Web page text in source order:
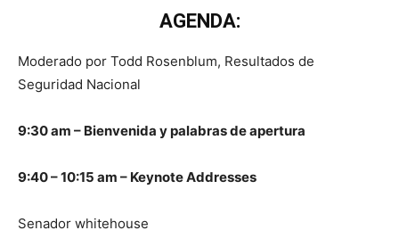
AGENDA:
Moderado por Todd Rosenblum, Resultados de
Seguridad Nacional
9:30 am – Bienvenida y palabras de apertura
9:40 – 10:15 am – Keynote Addresses
Senador whitehouse